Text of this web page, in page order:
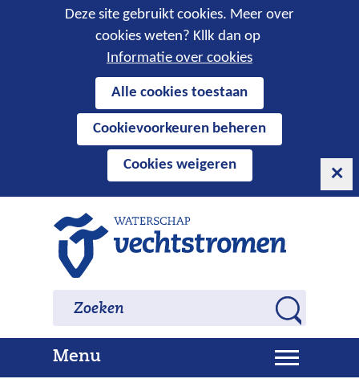
Cookies
toestaan?
Deze site gebruikt cookies. Meer over
cookies weten? Kllk dan op
Informatie over cookies
cookies
deze
website
worden
toegestaan
geweigerd.
Alle cookies toestaan
Cookievoorkeuren beheren
Cookies weigeren
naar
o
e
Zoeken Zoeken
MenuU
i